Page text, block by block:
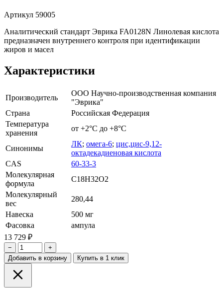
Артикул 59005
Аналитический стандарт Эврика FA0128N Линолевая кислота
предназначен внутреннего контроля при идентификации
жиров и масел
Характеристики
Производитель
ООО Научно-производственная компания
"Эврика"
Страна
Российская Федерация
Температура
хранения
от +2°С до +8°С
Синонимы
ЛК; омега-6; цис,цис-9,12-
октадекадиеновая кислота
CAS
60-33-3
Молекулярная
формула
C18H32O2
Молекулярный
вес
280,44
Навеска
500 мг
Фасовка
ампула
13 729 ₽
−
+
Добавить в корзину
Купить в 1 клик